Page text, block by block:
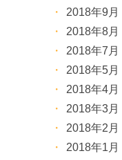
2018年9月
2018年8月
2018年7月
2018年5月
2018年4月
2018年3月
2018年2月
2018年1月